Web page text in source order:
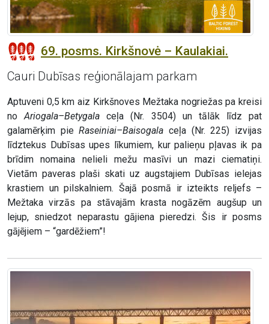
69. posms. Kirkšnovė – Kaulakiai.
Cauri Dubīsas reģionālajam parkam
Aptuveni 0,5 km aiz Kirkšnoves Mežtaka nogriežas pa kreisi
no Ariogala–Betygala ceļa (Nr. 3504) un tālāk līdz pat
galamērķim pieRaseiniai–Baisogala ceļa (Nr. 225) izvijas
līdztekus Dubīsas upes līkumiem, kur palieņu pļavas ik pa
brīdim nomaina nelieli mežu masīvi un mazi ciematiņi.
Vietām paveras plaši skati uz augstajiem Dubīsas ielejas
krastiem un pilskalniem. Šajā posmā ir izteikts reljefs –
Mežtaka virzās pa stāvajām krasta nogāzēm augšup un
lejup, sniedzot neparastu gājiena pieredzi. Šis ir posms
gājējiem – “gardēžiem”!